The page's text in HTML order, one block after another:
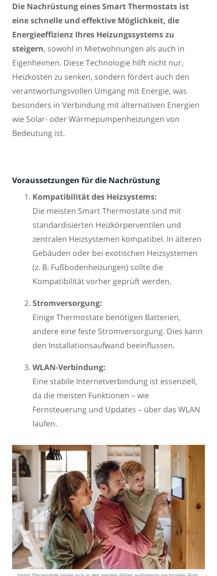
Die Nachrüstung eines Smart Thermostats ist
eine schnelle und effektive Möglichkeit, die
Energieeffizienz Ihres Heizungssystems zu
steigern, sowohl in Mietwohnungen als auch in
Eigenheimen. Diese Technologie hilft nicht nur,
Heizkosten zu senken, sondern fördert auch den
verantwortungsvollen Umgang mit Energie, was
besonders in Verbindung mit alternativen Energien
wie Solar- oder Wärmepumpenheizungen von
Bedeutung ist.
Voraussetzungen für die Nachrüstung
Kompatibilität des Heizsystems:
Die meisten Smart Thermostate sind mit
standardisierten Heizkörperventilen und
zentralen Heizsystemen kompatibel. In älteren
Gebäuden oder bei exotischen Heizsystemen
(z. B. Fußbodenheizungen) sollte die
Kompatibilität vorher geprüft werden.
Stromversorgung:
Einige Thermostate benötigen Batterien,
andere eine feste Stromversorgung. Dies kann
den Installationsaufwand beeinflussen.
WLAN-Verbindung:
Eine stabile Internetverbindung ist essenziell,
da die meisten Funktionen – wie
Fernsteuerung und Updates – über das WLAN
laufen.